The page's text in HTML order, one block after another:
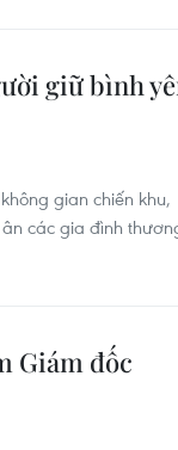
giữ bình
gian chiến khu,
các gia đình
Giám đốc